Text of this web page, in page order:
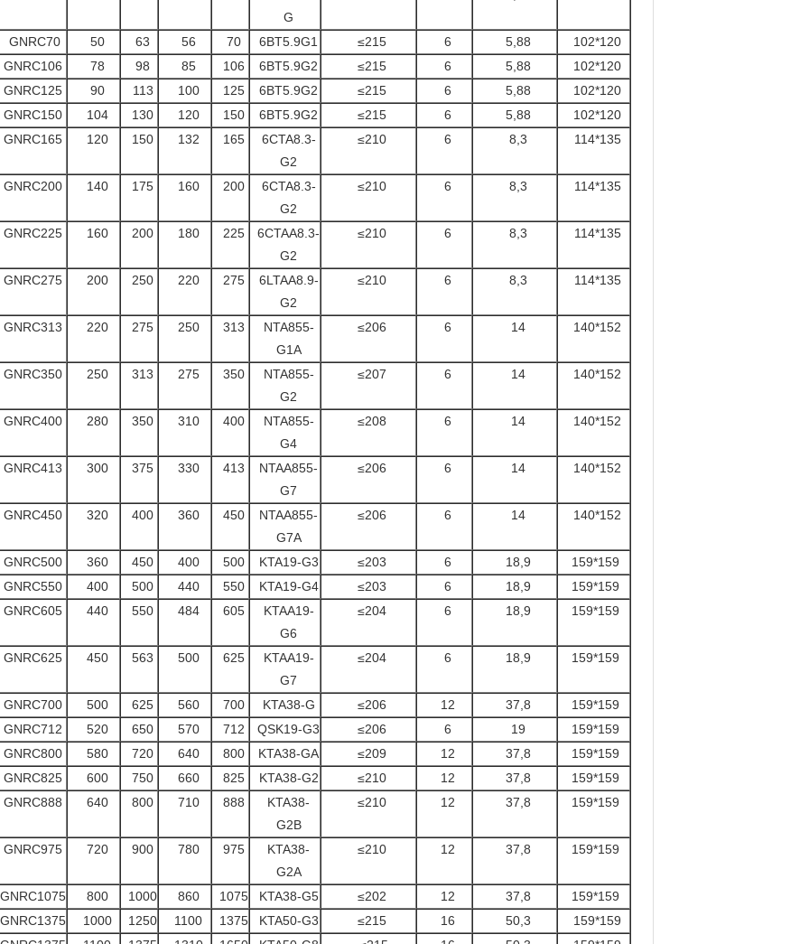
G
GNRC70 50 63 56 70 6BT5.9G1 ≤215 6 5,88
102*120
GNRC106
78 98 85 106 6BT5.9G2 ≤215 6 5,88
102*120
GNRC125
90 113 100 125 6BT5.9G2 ≤215 6 5,88
102*120
GNRC150
104 130 120 150 6BT5.9G2 ≤215 6 5,88
102*120
GNRC165
120 150 132 165
6CTA8.3-
G2
≤210 6 8,3 114*135
GNRC200 140 175 160 200
6CTA8.3-
G2
≤210 6 8,3 114*135
GNRC225 160 200 180 225
6CTAA8.3-
G2
≤210 6 8,3 114*135
GNRC275 200 250 220 275
6LTAA8.9-
G2
≤210 6 8,3 114*135
GNRC313 220 275 250 313
NTA855-
G1A
≤206 6 14 140*152
GNRC350 250 313 275 350
NTA855-
G2
≤207 6 14 140*152
GNRC400 280 350 310 400
NTA855-
G4
≤208 6 14 140*152
GNRC413 300 375 330 413
NTAA855-
G7
≤206 6 14 140*152
GNRC450 320 400 360 450
NTAA855-
G7A
≤206 6 14 140*152
GNRC500 360 450 400 500 KTA19-G3 ≤203 6 18,9
159*159
GNRC550
400 500 440 550 KTA19-G4 ≤203 6 18,9
159*159
GNRC605
440 550 484 605
KTAA19-
G6
≤204 6 18,9 159*159
GNRC625 450 563 500 625
KTAA19-
G7
≤204 6 18,9 159*159
GNRC700 500 625 560 700 KTA38-G ≤206 12 37,8
159*159
GNRC712
520 650 570 712 QSK19-G3 ≤206 6 19
159*159
GNRC800
580 720 640 800 KTA38-GA ≤209 12 37,8
159*159
GNRC825
600 750 660 825 KTA38-G2 ≤210 12 37,8
159*159
GNRC888
640 800 710 888
KTA38-
G2B
≤210 12 37,8 159*159
GNRC975 720 900 780 975
KTA38-
G2A
≤210 12 37,8 159*159
GNRC1075 800 1000 860 1075 KTA38-G5 ≤202 12 37,8
159*159
GNRC1375
1000 1250 1100 1375 KTA50-G3 ≤215 16 50,3
159*159